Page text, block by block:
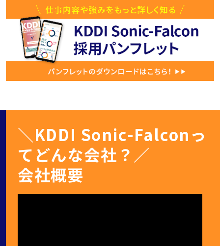
＼KDDI Sonic-Falconっ
てどんな会社？／
会社概要